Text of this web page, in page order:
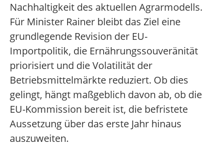
Nachhaltigkeit des aktuellen Agrarmodells.
Für Minister Rainer bleibt das Ziel eine
grundlegende Revision der EU-
Importpolitik, die Ernährungssouveränität
priorisiert und die Volatilität der
Betriebsmittelmärkte reduziert. Ob dies
gelingt, hängt maßgeblich davon ab, ob die
EU-Kommission bereit ist, die befristete
Aussetzung über das erste Jahr hinaus
auszuweiten.